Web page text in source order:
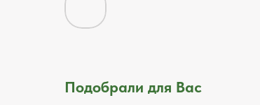
Подобрали для Вас